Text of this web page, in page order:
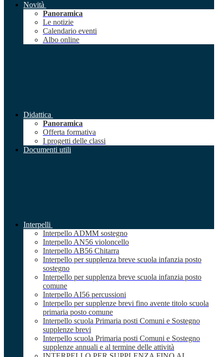
Novità
Panoramica
Le notizie
Calendario eventi
Albo online
Didattica
Panoramica
Offerta formativa
I progetti delle classi
Documenti utili
Interpelli
Interpello ADMM sostegno
Interpello AN56 violoncello
Interpello AB56 Chitarra
Interpello per supplenza breve scuola infanzia posto
sostegno
Interpello per supplenza breve scuola infanzia posto
comune
Interpello AI56 percussioni
Interpello per supplenze brevi fino avente titolo scuola
primaria posto comune
Interpello scuola Primaria posti Comuni e Sostegno
supplenze brevi
Interpello scuola Primaria posti Comuni e Sostegno
supplenze annuali e al termine delle attività